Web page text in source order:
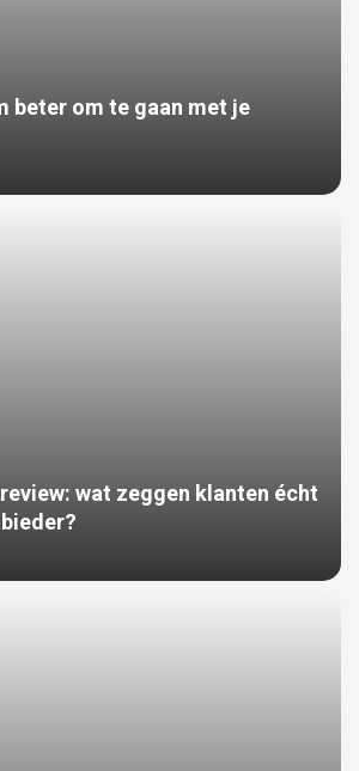
beter om te gaan met je
wat zeggen klanten écht